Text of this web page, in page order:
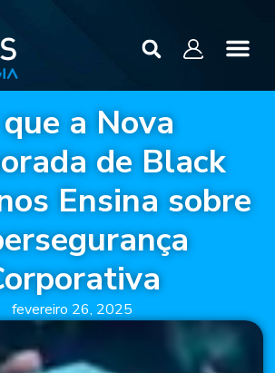
a Nova
de Black
Ensina sobre
fevereiro 26, 2025